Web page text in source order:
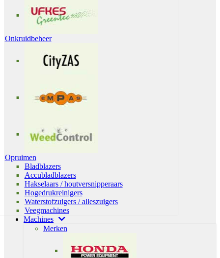
Onkruidbeheer
Opruimen
Bladblazers
Accubladblazers
Hakselaars / houtversnipperaars
Hogedrukreinigers
Waterstofzuigers / alleszuigers
Veegmachines
Machines
Merken